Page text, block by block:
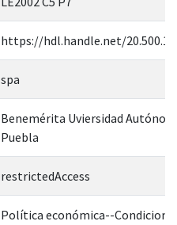
https://hdl.handle.net/
spa
Benemérita Uviersidad
Puebla
restrictedAccess
Política económica--